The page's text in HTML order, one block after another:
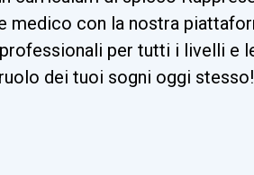
medico con la nostra
per tutti i livelli e
dei tuoi sogni oggi stesso!